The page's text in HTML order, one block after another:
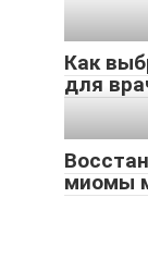
Как
для
миомы